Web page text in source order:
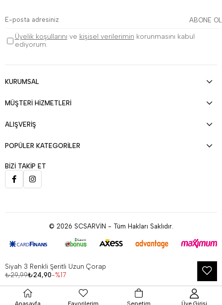
ABONE OL
Üyelik koşullarını ve kişisel verilerimin korunmasını kabul
ediyorum.
KURUMSAL
MÜŞTERİ HİZMETLERİ
ALIŞVERİŞ
POPÜLER KATEGORİLER
BİZİ TAKİP ET
© 2026 SCSARVİN - Tüm Hakları Saklıdır.
Çerez Kullanımı
Siyah 3 Renkli Şeritli Uzun Çorap
₺29,99₺24,90 17
Anasayfa Favorilerim Sepetim